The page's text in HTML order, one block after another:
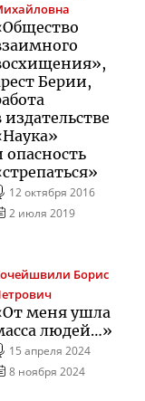
Берии,
издательстве
опасность
12 октября 2016
2 июля 2019
Борис
меня ушла
людей…»
15 апреля 2024
8 ноября 2024